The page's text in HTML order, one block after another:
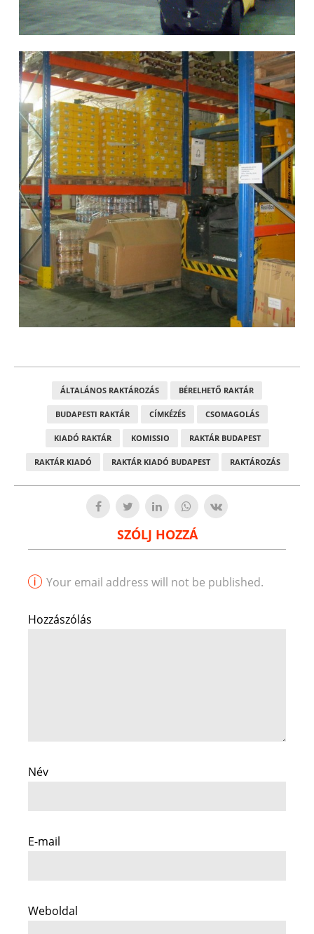
ÁLTALÁNOS RAKTÁROZÁS BÉRELHETŐ RAKTÁR
BUDAPESTI RAKTÁR CÍMKÉZÉS CSOMAGOLÁS
KIADÓ RAKTÁR KOMISSIO RAKTÁR BUDAPEST
RAKTÁR KIADÓ RAKTÁR KIADÓ BUDAPEST RAKTÁROZÁS
SZÓLJ HOZZÁ
Your email address will not be published.
Hozzászólás
Név
E-mail
Weboldal